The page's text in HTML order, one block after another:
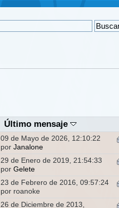
Último mensaje
09 de Mayo de 2026, 12:10:22
porJanalone
29 de Enero de 2019, 21:54:33
porGelete
23 de Febrero de 2016, 09:57:24
por roanoke
26 de Diciembre de 2013,